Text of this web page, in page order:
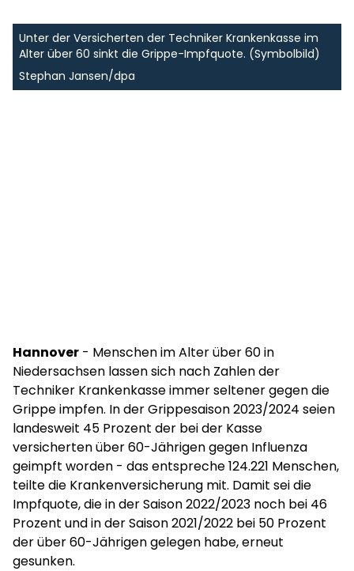
Unter der Versicherten der Techniker Krankenkasse im
Alter über 60 sinkt die Grippe-Impfquote. (Symbolbild)
Stephan Jansen/dpa
Hannover - Menschen im Alter über 60 in
Niedersachsen lassen sich nach Zahlen der
Techniker Krankenkasse immer seltener gegen die
Grippe impfen. In der Grippesaison 2023/2024 seien
landesweit 45 Prozent der bei der Kasse
versicherten über 60-Jährigen gegen Influenza
geimpft worden - das entspreche 124.221 Menschen,
teilte die Krankenversicherung mit. Damit sei die
Impfquote, die in der Saison 2022/2023 noch bei 46
Prozent und in der Saison 2021/2022 bei 50 Prozent
der über 60-Jährigen gelegen habe, erneut
gesunken.